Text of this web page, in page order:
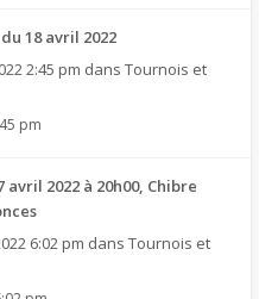
18 avril 2022
2:45 pm dans Tournois et
pm
2022 à 20h00, Chibre
6:02 pm dans Tournois et